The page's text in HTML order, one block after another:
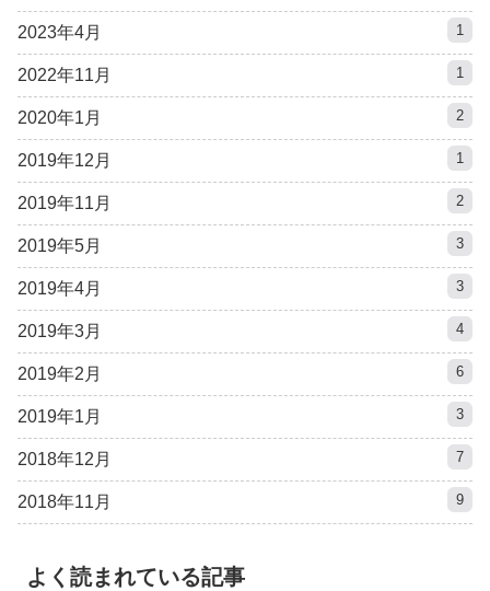
2023年4月 1
2022年11月 1
2020年1月 2
2019年12月 1
2019年11月 2
2019年5月 3
2019年4月 3
2019年3月 4
2019年2月 6
2019年1月 3
2018年12月 7
2018年11月 9
よく読まれている記事